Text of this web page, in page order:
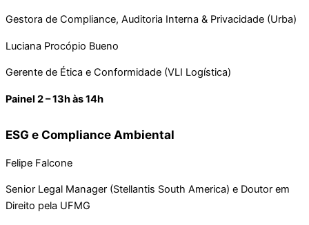
Gestora de Compliance, Auditoria Interna & Privacidade (Urba)
Luciana Procópio Bueno
Gerente de Ética e Conformidade (VLI Logística)
Painel 2 – 13h às 14h
ESG e Compliance Ambiental
Felipe Falcone
Senior Legal Manager (Stellantis South America) e Doutor em
Direito pela UFMG